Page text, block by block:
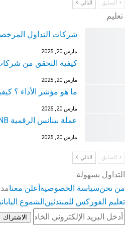
السابق التالي
تعليم
شركات التداول
مارس 20, 2025
كيفية التحقق من
مارس 20, 2025
ما هو مؤشر الأداء ؟
مارس 20, 2025
عملة بينانس الرقمية Binance Coi | BNB
مارس 20, 2025
السابق التالي
التداول بسهولة
من نحنسياسة الخصوصيةأعلن معنا
تعليم الفوركس للمبتدئينالشموع
الاشتراك